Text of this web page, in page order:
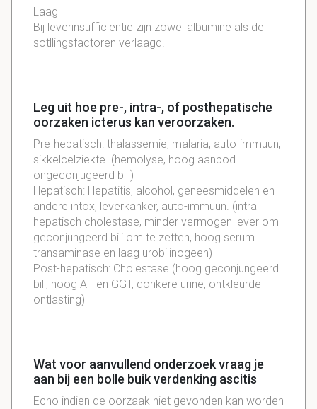
Laag
Bij leverinsufficientie zijn zowel albumine als de
sotllingsfactoren verlaagd.
Leg uit hoe pre-, intra-, of posthepatische
oorzaken icterus kan veroorzaken.
Pre-hepatisch: thalassemie, malaria, auto-immuun,
sikkelcelziekte. (hemolyse, hoog aanbod
ongeconjugeerd bili)
Hepatisch: Hepatitis, alcohol, geneesmiddelen en
andere intox, leverkanker, auto-immuun. (intra
hepatisch cholestase, minder vermogen lever om
geconjungeerd bili om te zetten, hoog serum
transaminase en laag urobilinogeen)
Post-hepatisch: Cholestase (hoog geconjungeerd
bili, hoog AF en GGT, donkere urine, ontkleurde
ontlasting)
Wat voor aanvullend onderzoek vraag je
aan bij een bolle buik verdenking ascitis
Echo indien de oorzaak niet gevonden kan worden